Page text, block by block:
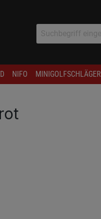
NIFO MINIGOLFSCHLÄGER